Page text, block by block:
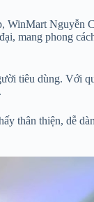
WinMart Nguyễn
mang phong
tiêu dùng. Với
thân thiện, dễ